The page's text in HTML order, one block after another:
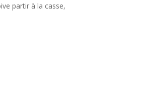
partir à la casse,